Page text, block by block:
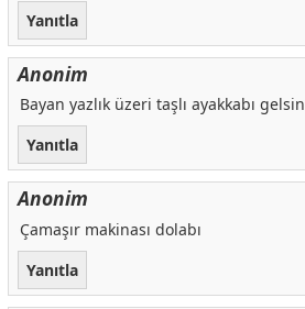
Yanıtla
Anonim
Bayan yazlık üzeri taşlı ayakkabı gelsin
Yanıtla
Anonim
Çamaşır makinası dolabı
Yanıtla